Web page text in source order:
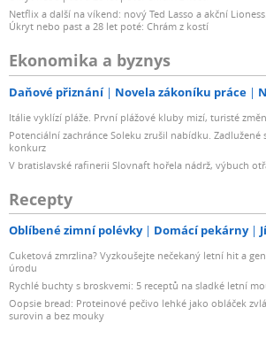
Netflix a další na víkend: nový Ted Lasso a akční
Úkryt nebo past a 28 let poté: Chrám z kostí
Ekonomika a byznys
Daňové přiznání Novela zákoníku práce
Itálie vyklízí pláže. První plážové kluby mizí, turisté
Potenciální zachránce Soleku zrušil nabídku.
konkurz
V bratislavské rafinerii Slovnaft hořela nádrž, výbuch
Recepty
Oblíbené zimní polévky Domácí pekárny
Cuketová zmrzlina? Vyzkoušejte nečekaný letní hit a
úrodu
Rychlé buchty s broskvemi: 5 receptů na sladké letní
Oopsie bread: Proteinové pečivo lehké jako obláček
surovin a bez mouky